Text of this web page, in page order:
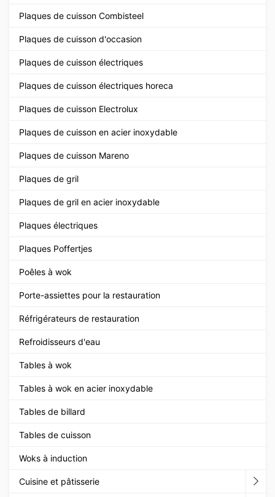
Plaques de cuisson Combisteel
Plaques de cuisson d'occasion
Plaques de cuisson électriques
Plaques de cuisson électriques horeca
Plaques de cuisson Electrolux
Plaques de cuisson en acier inoxydable
Plaques de cuisson Mareno
Plaques de gril
Plaques de gril en acier inoxydable
Plaques électriques
Plaques Poffertjes
Poêles à wok
Porte-assiettes pour la restauration
Réfrigérateurs de restauration
Refroidisseurs d'eau
Tables à wok
Tables à wok en acier inoxydable
Tables de billard
Tables de cuisson
Woks à induction
Cuisine et pâtisserie